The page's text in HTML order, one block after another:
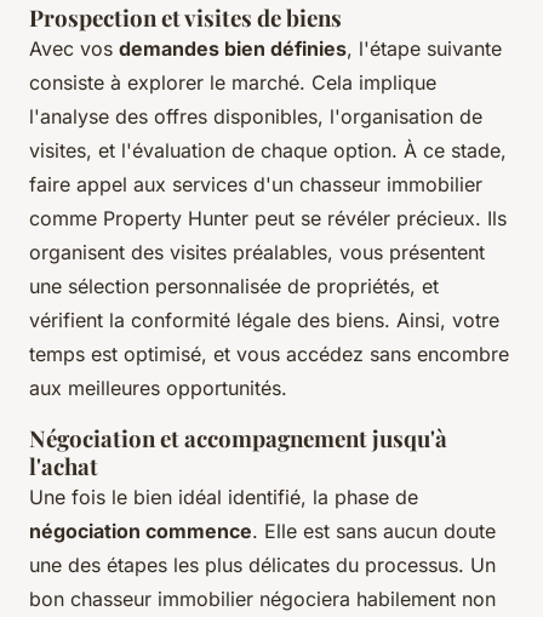
Prospection et visites de biens
Avec vos demandes bien définies, l'étape suivante
consiste à explorer le marché. Cela implique
l'analyse des offres disponibles, l'organisation de
visites, et l'évaluation de chaque option. À ce stade,
faire appel aux services d'un chasseur immobilier
comme Property Hunter peut se révéler précieux. Ils
organisent des visites préalables, vous présentent
une sélection personnalisée de propriétés, et
vérifient la conformité légale des biens. Ainsi, votre
temps est optimisé, et vous accédez sans encombre
aux meilleures opportunités.
Négociation et accompagnement jusqu'à
l'achat
Une fois le bien idéal identifié, la phase de
négociation commence. Elle est sans aucun doute
une des étapes les plus délicates du processus. Un
bon chasseur immobilier négociera habilement non